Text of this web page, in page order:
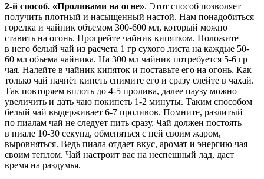
2-й способ. «Проливами на огне». Этот способ позволяет
получить плотный и насыщенный настой. Нам понадобиться
горелка и чайник объемом 300-600 мл, который можно
ставить на огонь. Прогрейте чайник кипятком. Положите
в него белый чай из расчета 1 гр сухого листа на каждые 50-
60 мл объема чайника. На 300 мл чайник потребуется 5-6 гр
чая. Налейте в чайник кипяток и поставьте его на огонь. Как
только чай начнёт кипеть снимите его и сразу слейте в чахай.
Так повторяем вплоть до 4-5 пролива, далее паузу можно
увеличить и дать чаю покипеть 1-2 минуты. Таким способом
белый чай выдерживает 6-7 проливов. Помните, разлитый
по пиалам чай не следует пить сразу. Чай должен постоять
в пиале 10-30 секунд, обменяться с ней своим жаром,
выровняться. Ведь пиала отдает вкус, аромат и энергию чая
своим теплом. Чай настроит вас на неспешный лад, даст
время на раздумья.